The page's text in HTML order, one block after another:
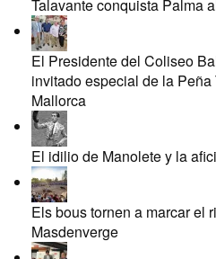
Talavante conquista Palma
El Presidente del Coliseo
invitado especial de la
Mallorca
El idilio de Manolete y la
Els bous tornen a marcar el
Masdenverge